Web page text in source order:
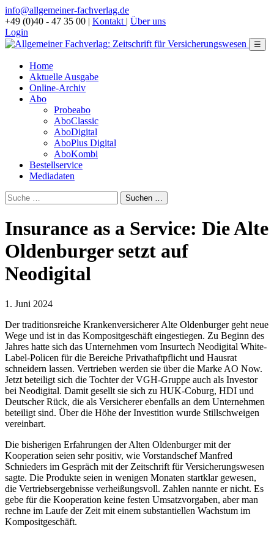
info@allgemeiner-fachverlag.de
+49 (0)40 - 47 35 00 | Kontakt | Über uns
Login
☰
Home
Aktuelle Ausgabe
Online-Archiv
Abo
Probeabo
AboClassic
AboDigital
AboPlus Digital
AboKombi
Bestellservice
Mediadaten
Insurance as a Service: Die Alte
Oldenburger setzt auf
Neodigital
1. Juni 2024
Der traditionsreiche Krankenversicherer Alte Oldenburger geht neue
Wege und ist in das Kompositgeschäft eingestiegen. Zu Beginn des
Jahres hatte sich das Unternehmen vom Insurtech Neodigital White-
Label-Policen für die Bereiche Privathaftpflicht und Hausrat
schneidern lassen. Vertrieben werden sie über die Marke AO Now.
Jetzt beteiligt sich die Tochter der VGH-Gruppe auch als Investor
bei Neodigital. Damit gesellt sie sich zu HUK-Coburg, HDI und
Deutscher Rück, die als Versicherer ebenfalls an dem Unternehmen
beteiligt sind. Über die Höhe der Investition wurde Stillschweigen
vereinbart.
Die bisherigen Erfahrungen der Alten Oldenburger mit der
Kooperation seien sehr positiv, wie Vorstandschef Manfred
Schnieders im Gespräch mit der Zeitschrift für Versicherungswesen
sagte. Die Produkte seien in wenigen Monaten startklar gewesen,
die Vertriebsergebnisse verheißungsvoll. Zahlen nannte er nicht. Es
gebe für die Kooperation keine festen Umsatzvorgaben, aber man
rechne im Laufe der Zeit mit einem substantiellen Wachstum im
Kompositgeschäft.